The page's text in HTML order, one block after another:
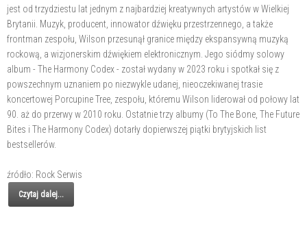
jest od trzydziestu lat jednym z najbardziej kreatywnych artystów w Wielkiej
Brytanii. Muzyk, producent, innowator dźwięku przestrzennego, a także
frontman zespołu, Wilson przesunął granice między ekspansywną muzyką
rockową, a wizjonerskim dźwiękiem elektronicznym. Jego siódmy solowy
album - The Harmony Codex - został wydany w 2023 roku i spotkał się z
powszechnym uznaniem po niezwykle udanej, nieoczekiwanej trasie
koncertowej Porcupine Tree, zespołu, któremu Wilson liderował od połowy lat
90. aż do przerwy w 2010 roku. Ostatnie trzy albumy (To The Bone, The Future
Bites i The Harmony Codex) dotarły do​​pierwszej piątki brytyjskich list
bestsellerów.
źródło: Rock Serwis
Czytaj dalej...